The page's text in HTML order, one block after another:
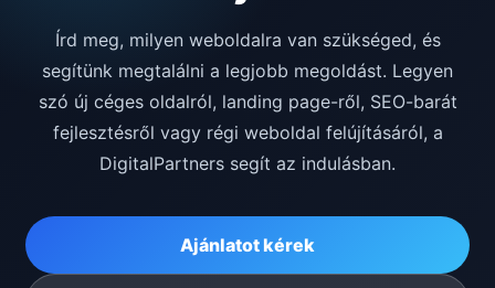
Írd meg, milyen weboldalra van szükséged, és
segítünk megtalálni a legjobb megoldást. Legyen
szó új céges oldalról, landing page-ről, SEO-barát
fejlesztésről vagy régi weboldal felújításáról, a
DigitalPartners segít az indulásban.
Ajánlatot kérek